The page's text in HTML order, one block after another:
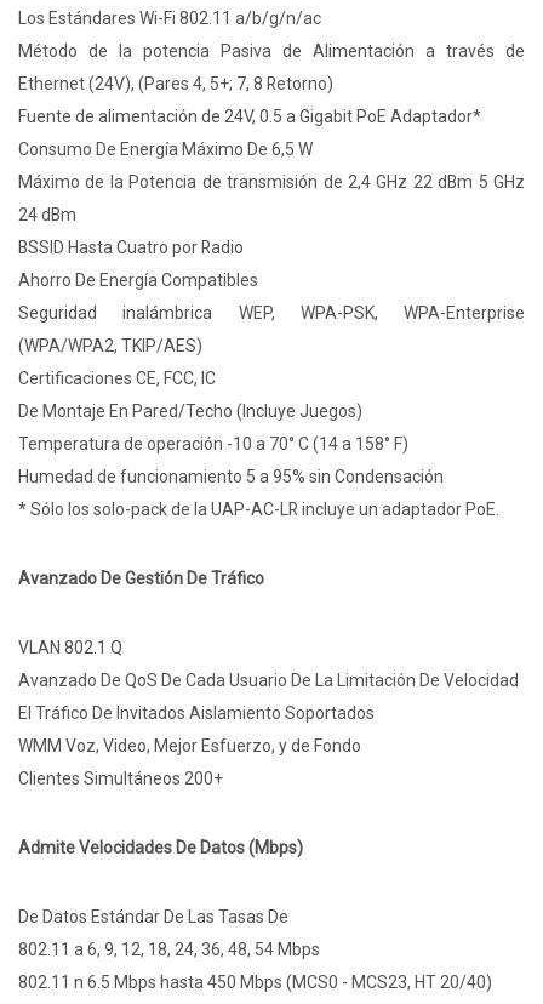
Los Estándares Wi-Fi 802.11 a/b/g/n/ac
Método de la potencia Pasiva de Alimentación a través de
Ethernet (24V), (Pares 4, 5+; 7, 8 Retorno)
Fuente de alimentación de 24V, 0.5 a Gigabit PoE Adaptador*
Consumo De Energía Máximo De 6,5 W
Máximo de la Potencia de transmisión de 2,4 GHz 22 dBm 5 GHz
24 dBm
BSSID Hasta Cuatro por Radio
Ahorro De Energía Compatibles
Seguridad inalámbrica WEP, WPA-PSK, WPA-Enterprise
(WPA/WPA2, TKIP/AES)
Certificaciones CE, FCC, IC
De Montaje En Pared/Techo (Incluye Juegos)
Temperatura de operación -10 a 70° C (14 a 158° F)
Humedad de funcionamiento 5 a 95% sin Condensación
* Sólo los solo-pack de la UAP-AC-LR incluye un adaptador PoE.
Avanzado De Gestión De Tráfico
VLAN 802.1 Q
Avanzado De QoS De Cada Usuario De La Limitación De Velocidad
El Tráfico De Invitados Aislamiento Soportados
WMM Voz, Video, Mejor Esfuerzo, y de Fondo
Clientes Simultáneos 200+
Admite Velocidades De Datos (Mbps)
De Datos Estándar De Las Tasas De
802.11 a 6, 9, 12, 18, 24, 36, 48, 54 Mbps
802.11 n 6.5 Mbps hasta 450 Mbps (MCS0 - MCS23, HT 20/40)